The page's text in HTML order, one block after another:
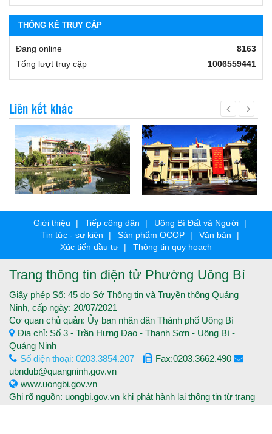
THỐNG KÊ TRUY CẬP
Đang online
8163
Tổng lượt truy cập
1006559441
Liên kết khác
Giới thiệu Tiếp công dân
Uông Bí Đất và Người
Tin tức - sự kiện
Sản phẩm OCOP
Văn bản
Xúc tiến đầu tư
Thông tin quy hoạch
Trang thông tin điện tử Phường Uông Bí
Giấy phép Số: 45 do Sở Thông tin và Truyền thông Quảng
Ninh, cấp ngày: 20/07/2021
Cơ quan chủ quản: Ủy ban nhân dân Thành phố Uông Bí
Địa chỉ: Số 3 - Trần Hưng Đạo - Thanh Sơn - Uông Bí -
Quảng Ninh
Số điện thoại: 0203.3854.207
Fax:0203.3662.490
ubndub@quangninh.gov.vn
www.uongbi.gov.vn
Ghi rõ nguồn: uongbi.gov.vn khi phát hành lại thông tin từ trang